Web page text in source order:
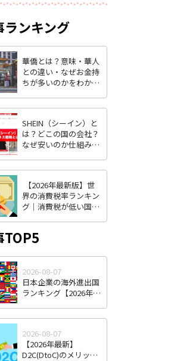
ランキング
華僑とは？意味・華人
との違い・なぜお金持
ちが多いのかをわかり
SHEIN（シーイン）と
は？どこの国の会社？
なぜ安いのか仕組みを
【2026年最新版】世
界の消費税率ランキン
グ｜消費税が低い国・
TOP5
2026-08-07
日本企業の海外進出国
ランキング【2026年最
2026-08-07
【2026年最新】
D2C(DtoC)のメリット